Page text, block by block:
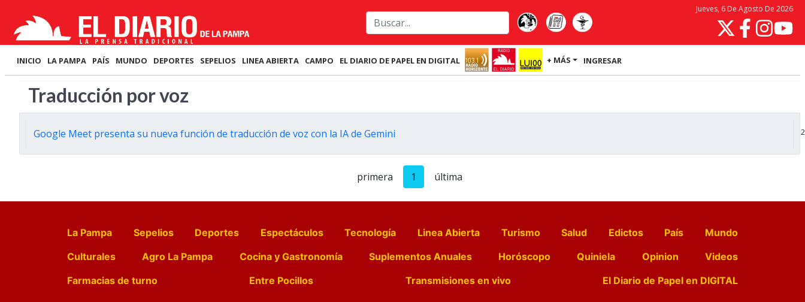
Jueves, 6 De Agosto De 2026
INICIO LA PAMPA PAÍS MUNDO DEPORTES SEPELIOS LINEA ABIERTA CAMPO EL DIARIO DE PAPEL EN DIGITAL + MÁS INGRESAR
Traducción por voz
Google Meet presenta su nueva función de traducción de voz con la IA de Gemini
primera 1 última
La Pampa Sepelios Deportes Espectáculos Tecnología Linea Abierta Turismo Salud Edictos País
Mundo
Culturales
Agro La Pampa Cocina y Gastronomía Suplementos Anuales Horóscopo Quiniela Opinion
Videos
Farmacias de turno
Entre Pocillos Transmisiones en vivo El Diario de Papel en DIGITAL